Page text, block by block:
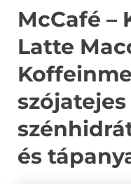
McCafé –
Latte
és